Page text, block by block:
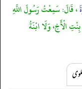
، قَالَ: سَمِعْتُ رَسُولَ اللَّهِ
الْأَخِ، وَلَا ابْنَةُ